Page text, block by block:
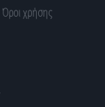
Όροι χρήσης